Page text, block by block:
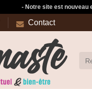
- Notre site est nouveau
Contact